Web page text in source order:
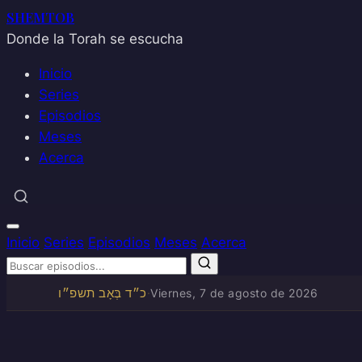
SHEMTOB
Donde la Torah se escucha
Inicio
Series
Episodios
Meses
Acerca
Inicio Series Episodios Meses Acerca
כ״ד בְּאָב תשפ״ו·Viernes, 7 de agosto de 2026